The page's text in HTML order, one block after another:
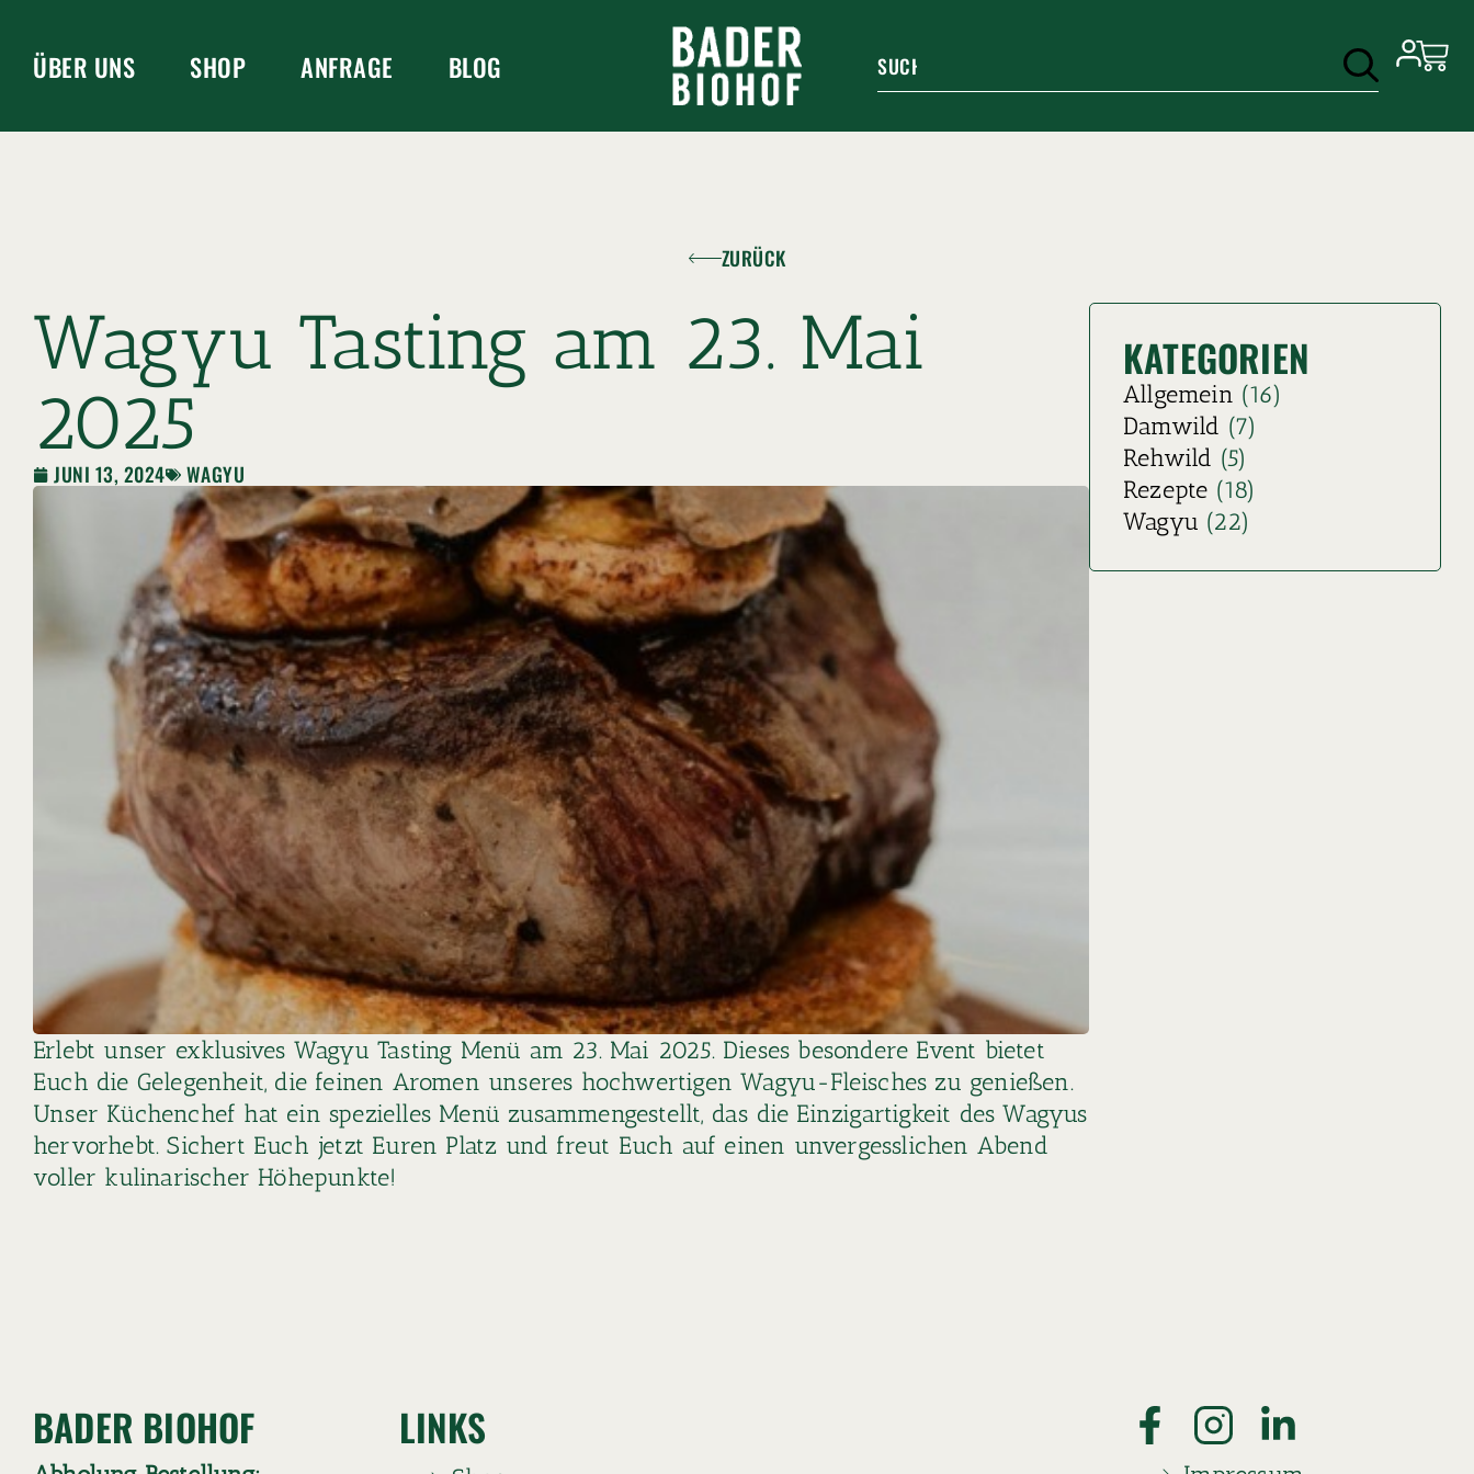
ÜBER UNS SHOP ANFRAGE BLOG
ZURÜCK
Wagyu Tasting am 23. Mai
2025
JUNI 13, 2024 WAGYU
Erlebt unser exklusives Wagyu Tasting Menü am 23. Mai 2025. Dieses besondere Event bietet
Euch die Gelegenheit, die feinen Aromen unseres hochwertigen Wagyu-Fleisches zu genießen.
Unser Küchenchef hat ein spezielles Menü zusammengestellt, das die Einzigartigkeit des Wagyus
hervorhebt. Sichert Euch jetzt Euren Platz und freut Euch auf einen unvergesslichen Abend
voller kulinarischer Höhepunkte!
KATEGORIEN
Allgemein (16)
Damwild (7)
Rehwild (5)
Rezepte (18)
Wagyu (22)
BADER BIOHOF LINKS